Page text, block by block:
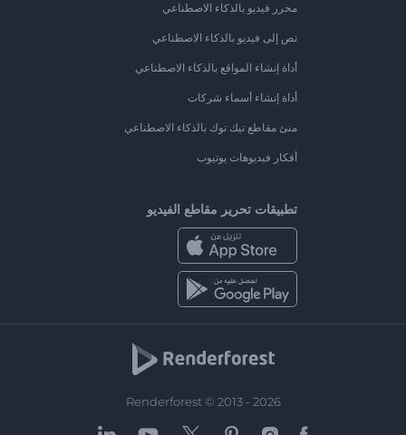
محرر فيديو بالذكاء الاصطناعي
نص إلى فيديو بالذكاء الاصطناعي
أداة إنشاء المواقع بالذكاء الاصطناعي
أداة إنشاء أسماء شركات
منئ مقاطع تيك توك بالذكاء الاصطناعي
أفكار فيديوهات يوتيوب
تطبيقات تحرير مقاطع الفيديو
Renderforest © 2013 - 2026